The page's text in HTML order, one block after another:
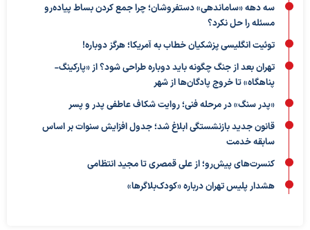
سه دهه «ساماندهی» دستفروشان؛ چرا جمع کردن بساط پیاده‌رو
مسئله را حل نکرد؟
توئیت انگلیسی پزشکیان خطاب به آمریکا؛ هرگز دوباره!
تهران بعد از جنگ چگونه باید دوباره طراحی شود؟ از «پارکینگ-
پناهگاه» تا خروج پادگان‌ها از شهر
«پدر سنگ» در مرحله فنی؛ روایت شکاف عاطفی پدر و پسر
قانون جدید بازنشستگی ابلاغ شد؛ جدول افزایش سنوات بر اساس
سابقه خدمت
کنسرت‌های پیش‌رو؛ از علی قمصری تا مجید انتظامی
هشدار پلیس تهران درباره «کودک‌بلاگرها»